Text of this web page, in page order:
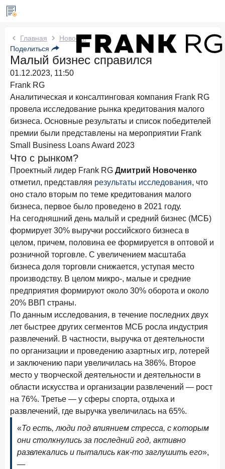
Новости Frank RG
Вчера
По итогам июля 2026 года объем выдач кредитов
составил 1 061,9 млрд руб.
Клиентский путь компании МСБ при смене
руководителя в банке обслуживания
24 июля 2026 года
Ипотека в России: итоги июня 2026 года в цифрах
22 июля 2026 года
Выгодные тарифы на брокерское обслуживание —
существенный фактор выбора брокера
15 июля 2026 года
Клиенты чаще всего узнают о сберегательных
продуктах из рекламы в интернете и на ТВ
9 июля 2026 года
С ростом благосостояния клиентов-сберегателей
увеличивается и склонность к диверсификации
7 июля 2026 года
По итогам июня 2026 года объем выдач кредитов
составил 1 166,4 млрд руб.
3 июля 2026 года
«Скорость измеряется секундами». Новые стандарты
банковского контакт-центра
25 июня 2026 года ИССЛЕДОВАНИЕ
Ипотека в России: итоги мая 2026 года в цифрах
22 июня 2026 года
завоевывают лояльность private-клиентов
Рассылка Frank RG
Главная
Новости
Поделиться
Малый бизнес справился
01.12.2023, 11:50
Frank RG
Аналитическая и консалтинговая компания Frank RG
провела исследование рынка кредитования малого
бизнеса. Основные результаты и список победителей
премии были представлены на мероприятии Frank
Small Business Loans Award 2023
Что с рынком?
Проектный лидер Frank RG Дмитрий Новоченко
отметил, представляя результаты исследования, что
оно стало вторым по теме кредитования малого
бизнеса, первое было проведено в 2021 году.
На сегодняшний день малый и средний бизнес (МСБ)
формирует 30% выручки российского бизнеса в
целом, причем, половина ее формируется в оптовой и
розничной торговле. С увеличением масштаба
бизнеса доля торговли снижается, уступая место
производству. В целом микро-, малые и средние
предприятия формируют около 30% оборота и около
20% ВВП страны.
По данным исследования, в течение последних двух
лет быстрее других сегментов МСБ росла индустрия
развлечений. В частности, выручка от деятельности
по организации и проведению азартных игр, лотерей
и заключению пари увеличилась на 386%. Второе
место у творческой деятельности и деятельности в
области искусства и организации развлечений — рост
на 76%. Третье — у сферы спорта, отдыха и
развлечений, где выручка увеличилась на 65%.
«То есть, люди под влиянием стресса, с которым
они столкнулись за последний год, активно
развлекались и пытались как-то заглушить его»,
—